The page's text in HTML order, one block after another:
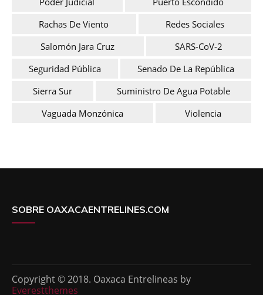
Rachas De Viento
Redes Sociales
Salomón Jara Cruz
SARS-CoV-2
Seguridad Pública
Senado De La República
Sierra Sur
Suministro De Agua Potable
Vaguada Monzónica
Violencia
SOBRE OAXACAENTRELINES.COM
Copyright © 2018. Oaxaca Entrelineas by
Everestthemes